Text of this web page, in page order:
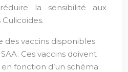
la sensibilité aux
des vaccins disponibles
Ces vaccins doivent
fonction d’un schéma